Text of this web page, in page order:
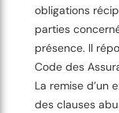
obligations
parties
présence. Il
Code des
La remise d’un
des clauses